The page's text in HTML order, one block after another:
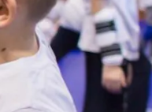
Кружки
27 различных кружков
Формы для